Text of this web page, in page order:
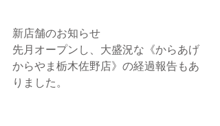
新店舗のお知らせ
先月オープンし、大盛況な《からあげ
からやま栃木佐野店》の経過報告もあ
りました。